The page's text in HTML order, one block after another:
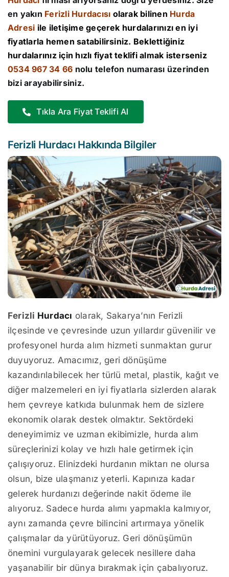
en yakın Ferizli Hurdacısı olarak bilinen Hurda
Adresi ile iletişime geçerek hurdalarınızı en iyi
fiyatlarla hemen satabilirsiniz. Beklettiğiniz
hurdalarınız için hızlı fiyat teklifi almak isterseniz
0534 967 34 66 nolu telefon numarası üzerinden
bizi arayabilirsiniz.
Tıkla Ara Fiyat Teklifi Al
Ferizli Hurdacı Hakkında Bilgiler
Ferizli Hurdacı olarak, Sakarya’nın Ferizli
ilçesinde ve çevresinde uzun yıllardır güvenilir ve
profesyonel hurda alım hizmeti sunmaktan gurur
duyuyoruz. Amacımız, geri dönüşüme
kazandırılabilecek her türlü metal, plastik, kağıt ve
diğer malzemeleri en iyi fiyatlarla sizlerden alarak
hem çevreye katkıda bulunmak hem de sizlere
ekonomik olarak destek olmaktır. Sektördeki
deneyimimiz ve uzman ekibimizle, hurda alım
süreçlerinizi kolay ve hızlı hale getirmek için
çalışıyoruz. Elinizdeki hurdanın miktarı ne olursa
olsun, bize ulaşmanız yeterli. Kapınıza kadar
gelerek hurdanızı değerinde nakit ödeme ile
alıyoruz. Sadece hurda alımı yapmakla kalmıyor,
aynı zamanda çevre bilincini artırmaya yönelik
çalışmalar da yürütüyoruz. Geri dönüşümün
önemini vurgulayarak gelecek nesillere daha
yaşanabilir bir dünya bırakmak için çabalıyoruz.